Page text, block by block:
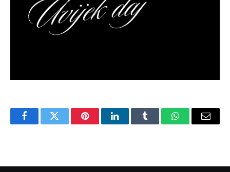
FacebookTwitter PinterestLinkedInTumblr WhatsAppEmail